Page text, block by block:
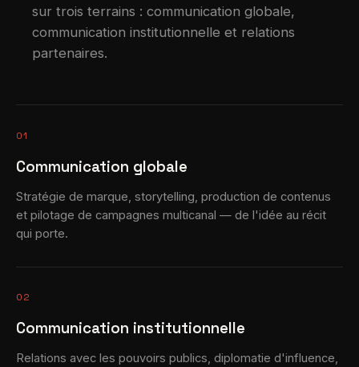
sur trois terrains : communication globale,
communication institutionnelle et relations
partenaires.
01
Communication globale
Stratégie de marque, storytelling, production de contenus
et pilotage de campagnes multicanal — de l'idée au récit
qui porte.
02
Communication institutionnelle
Relations avec les pouvoirs publics, diplomatie d'influence,